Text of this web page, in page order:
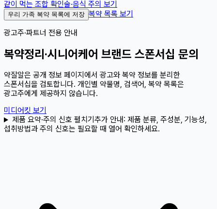
같이 먹는 조합 확인술·음식 주의 보기
우리 가족 복약 목록에 저장 복약 목록 보기
광고주·파트너 전용 안내
복약정리·시니어케어 브랜드 스폰서십 문의
약잘알은 공개 정보 페이지에서 광고와 복약 정보를 분리한
스폰서십을 검토합니다. 개인별 약물명, 검색어, 복약 목록은
광고주에게 제공하지 않습니다.
미디어킷 보기
제품 요약·주의 신호 펼치기 추가 안내: 제품 분류, 주성분, 기능성,
섭취방법과 주의 신호는 필요할 때 열어 확인하세요.